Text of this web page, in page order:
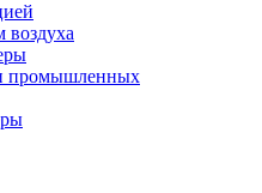
промышленных